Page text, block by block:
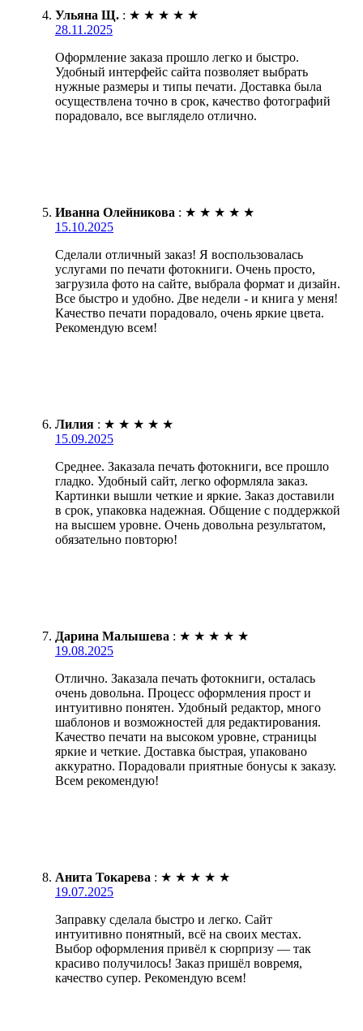
Ульяна Щ. : ★ ★ ★ ★ ★
28.11.2025
Оформление заказа прошло легко и быстро.
Удобный интерфейс сайта позволяет выбрать
нужные размеры и типы печати. Доставка была
осуществлена точно в срок, качество фотографий
порадовало, все выглядело отлично.
Иванна Олейникова : ★ ★ ★ ★ ★
15.10.2025
Сделали отличный заказ! Я воспользовалась
услугами по печати фотокниги. Очень просто,
загрузила фото на сайте, выбрала формат и дизайн.
Все быстро и удобно. Две недели - и книга у меня!
Качество печати порадовало, очень яркие цвета.
Рекомендую всем!
Лилия : ★ ★ ★ ★ ★
15.09.2025
Среднее. Заказала печать фотокниги, все прошло
гладко. Удобный сайт, легко оформляла заказ.
Картинки вышли четкие и яркие. Заказ доставили
в срок, упаковка надежная. Общение с поддержкой
на высшем уровне. Очень довольна результатом,
обязательно повторю!
Дарина Малышева : ★ ★ ★ ★ ★
19.08.2025
Отлично. Заказала печать фотокниги, осталась
очень довольна. Процесс оформления прост и
интуитивно понятен. Удобный редактор, много
шаблонов и возможностей для редактирования.
Качество печати на высоком уровне, страницы
яркие и четкие. Доставка быстрая, упаковано
аккуратно. Порадовали приятные бонусы к заказу.
Всем рекомендую!
Анита Токарева : ★ ★ ★ ★ ★
19.07.2025
Заправку сделала быстро и легко. Сайт
интуитивно понятный, всё на своих местах.
Выбор оформления привёл к сюрпризу — так
красиво получилось! Заказ пришёл вовремя,
качество супер. Рекомендую всем!